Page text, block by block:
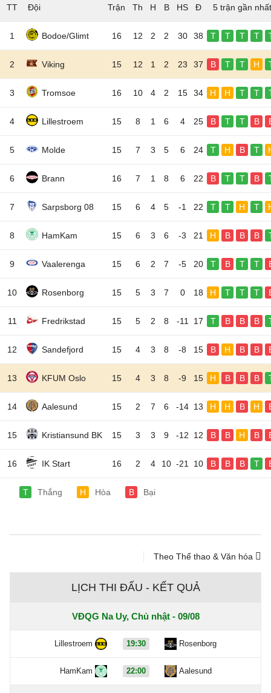
TT Đội 5 trận gần nhất
1 Bodoe/Glimt 16 12 2 2 30 38 T T T T
2 Viking 15 12 1 2 23 37 B T T H
3 Tromsoe 16 10 4 2 15 34 H H T T
4 Lillestroem 15 8 1 6 4 25 B T T B
5 Molde 15 7 3 5 6 24 T H B T
6 Brann 16 7 1 8 6 22 B T T B
7 Sarpsborg 08 15 6 4 5 -1 22 T T H T
8 HamKam 15 6 3 6 -3 21 H B B B
9 Vaalerenga 15 6 2 7 -5 20 T B T T
10 Rosenborg 15 5 3 7 0 18 H T T T
11 Fredrikstad 15 5 2 8 -11 17 T B B B
12 Sandefjord 15 4 3 8 -8 15 B H B B
13 KFUM Oslo 15 4 3 8 -9 15 H B B B
14 Aalesund 15 2 7 6 -14 13 H H B H
15 Kristiansund BK 15 3 3 9 -12 12 B B H B
16 IK Start 16 2 4 10 -21 10 B B B T
T Thắng H Hòa B Bại
Theo Thể thao & Văn hóa
LỊCH THI ĐẤU - KẾT QUẢ
VĐQG Na Uy, Chủ nhật - 09/08
Lillestroem 19:30 Rosenborg
HamKam 22:00 Aalesund